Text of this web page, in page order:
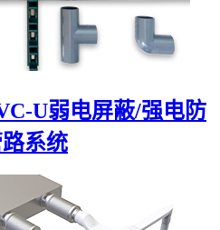
U弱电屏蔽/强电防
系统